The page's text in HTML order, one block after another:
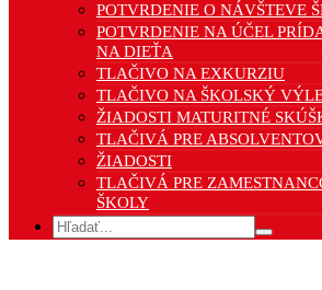
POTVRDENIE O NÁVŠTEVE
POTVRDENIE NA ÚČEL
NA DIEŤA
TLAČIVO NA EXKURZIU
TLAČIVO NA ŠKOLSKÝ
ŽIADOSTI MATURITNÉ
TLAČIVÁ PRE
ŽIADOSTI
TLAČIVÁ PRE
ŠKOLY